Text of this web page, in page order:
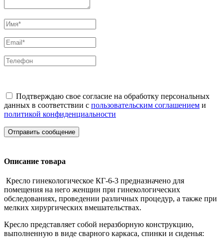
Подтверждаю свое согласие на обработку персональных
данных в соответствии с пользовательским соглашением и
политикой конфиденциальности
Отправить сообщение
Описание товара
Кресло гинекологическое КГ-6-3 предназначено для
помещения на него женщин при гинекологических
обследованиях, проведении различных процедур, а также при
мелких хирургических вмешательствах.
Кресло представляет собой неразборную конструкцию,
выполненную в виде сварного каркаса, спинки и сиденья: